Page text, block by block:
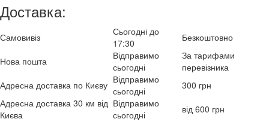
Доставка:
Самовивіз
Сьогодні до
17:30
Безкоштовно
Нова пошта
Відправимо
сьогодні
За тарифами
перевізника
Адресна доставка по Києву Відправимо
сьогодні
300 грн
Адресна доставка 30 км від
Києва
Відправимо
сьогодні
від 600 грн